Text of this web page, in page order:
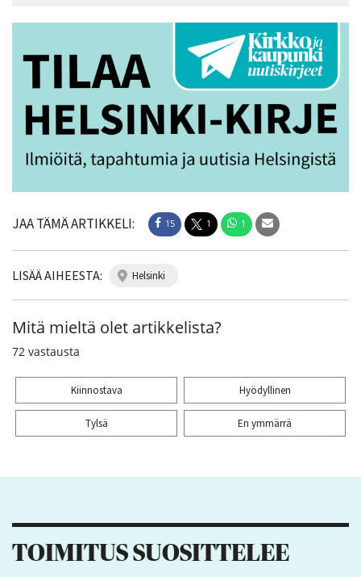
JAA TÄMÄ ARTIKKELI: 15 1 1
LISÄÄ AIHEESTA: helsinki
Mitä mieltä olet artikkelista?
72 vastausta
Kiinnostava Hyödyllinen
Tylsä En ymmärrä
TOIMITUS SUOSITTELEE